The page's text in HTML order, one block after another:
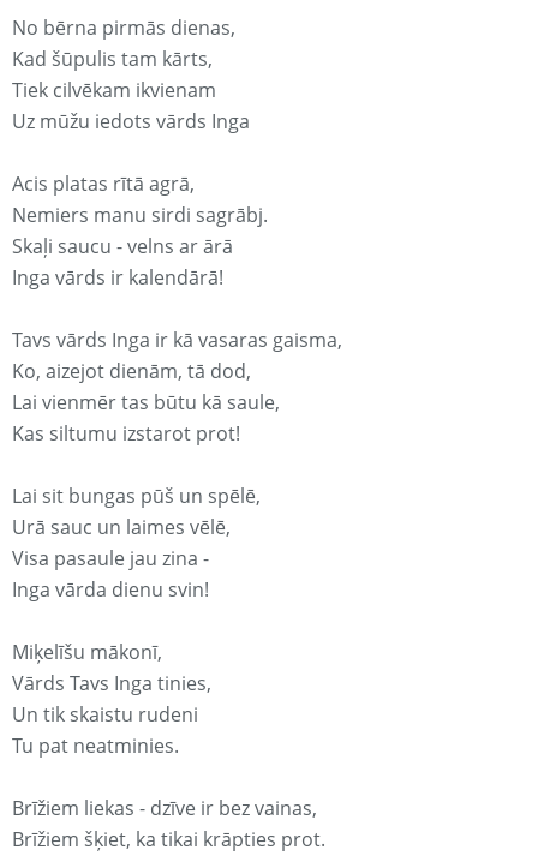
No bērna pirmās dienas,
Kad šūpulis tam kārts,
Tiek cilvēkam ikvienam
Uz mūžu iedots vārds Inga
Acis platas rītā agrā,
Nemiers manu sirdi sagrābj.
Skaļi saucu - velns ar ārā
Inga vārds ir kalendārā!
Tavs vārds Inga ir kā vasaras gaisma,
Ko, aizejot dienām, tā dod,
Lai vienmēr tas būtu kā saule,
Kas siltumu izstarot prot!
Lai sit bungas pūš un spēlē,
Urā sauc un laimes vēlē,
Visa pasaule jau zina -
Inga vārda dienu svin!
Miķelīšu mākonī,
Vārds Tavs Inga tinies,
Un tik skaistu rudeni
Tu pat neatminies.
Brīžiem liekas - dzīve ir bez vainas,
Brīžiem šķiet, ka tikai krāpties prot.